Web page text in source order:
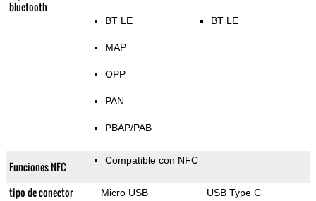
bluetooth
BT LE
MAP
OPP
PAN
PBAP/PAB
BT LE
Funciones NFC Compatible con NFC
tipo de conector Micro USB USB Type C